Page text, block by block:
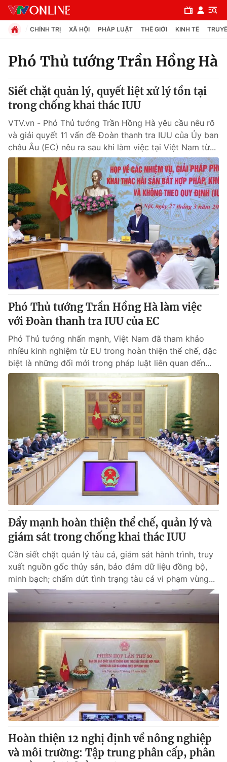
Chuyên mục
Chính trị
Xã hội
Pháp luật
Y tế
Thế giới
Tin tức
Thế giới đó đây
Câu chuyện quốc tế
Kinh tế
Tài chính
Thị trường
Góc doanh nghiệp
Dữ liệu và đời sống
Truyền hình
Hậu trường
Nhân vật
Khán giả
Giải sao mai
Giải trí
Điện ảnh
Âm nhạc
Đời sống
Chất lượng cuộc sống
Giáo dục
Tuyển sinh
Học trực tuyến
Công nghệ
Hitech Công nghệ tương lai
Sản phẩm
Thị trường
Tư vấn
Giao lưu trực tuyến
Lịch phát sóng
Chuyên mục khác
Emagazine Podcast
Photo Infographic
Video Shorts video
VTV Money VTV Thể thao
VTV Sức khoẻ Bất động sản
Thị trường 24h Tấm lòng Việt
VTV4 Vươn mình bằng AI
VTV9 VTV8
CHÍNH TRỊ XÃ HỘI PHÁP LUẬT THẾ GIỚI KINH TẾ
Phó Thủ tướng Trần Hồng Hà
Siết chặt quản lý, quyết liệt xử lý tồn tại
trong chống khai thác IUU
VTV.vn - Phó Thủ tướng Trần Hồng Hà yêu cầu nêu rõ
và giải quyết 11 vấn đề Đoàn thanh tra IUU của Ủy ban
châu Âu (EC) nêu ra sau khi làm việc tại Việt Nam từ...
Phó Thủ tướng Trần Hồng Hà làm việc
với Đoàn thanh tra IUU của EC
Phó Thủ tướng nhấn mạnh, Việt Nam đã tham khảo
nhiều kinh nghiệm từ EU trong hoàn thiện thể chế, đặc
biệt là những đổi mới trong pháp luật liên quan đến...
Đẩy mạnh hoàn thiện thể chế, quản lý và
giám sát trong chống khai thác IUU
Cần siết chặt quản lý tàu cá, giám sát hành trình, truy
xuất nguồn gốc thủy sản, bảo đảm dữ liệu đồng bộ,
minh bạch; chấm dứt tình trạng tàu cá vi phạm vùng...
Hoàn thiện 12 nghị định về nông nghiệp
và môi trường: Tập trung phân cấp, phân